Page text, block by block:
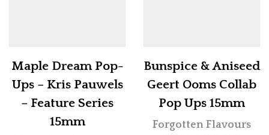
Maple Dream Pop-
Ups – Kris Pauwels
– Feature Series
15mm
Bunspice & Aniseed
Geert Ooms Collab
Pop Ups 15mm
Forgotten Flavours